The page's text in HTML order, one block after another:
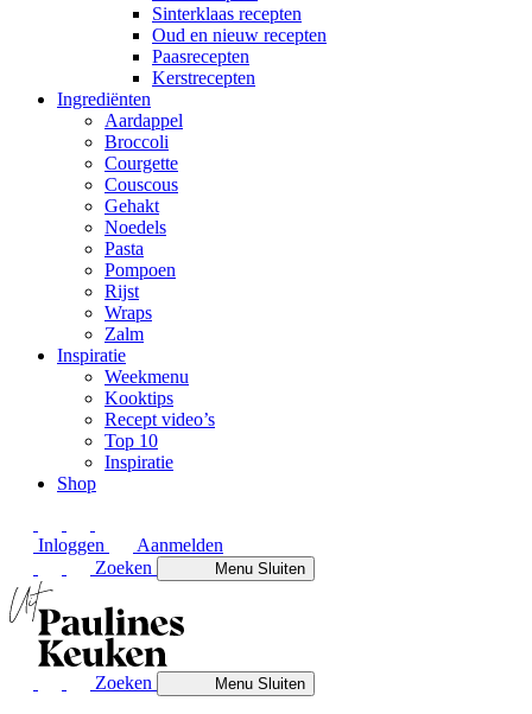
Sinterklaas recepten
Oud en nieuw recepten
Paasrecepten
Kerstrecepten
Ingrediënten
Aardappel
Broccoli
Courgette
Couscous
Gehakt
Noedels
Pasta
Pompoen
Rijst
Wraps
Zalm
Inspiratie
Weekmenu
Kooktips
Recept video’s
Top 10
Inspiratie
Shop
Inloggen
Aanmelden
Zoeken
MenuSluiten
Zoeken MenuSluiten